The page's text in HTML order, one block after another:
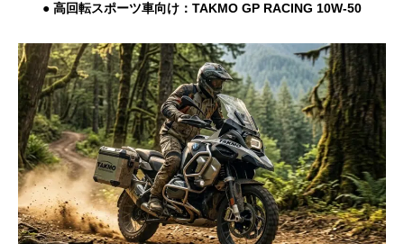
● 高回転スポーツ車向け：TAKMO GP RACING 10W-50